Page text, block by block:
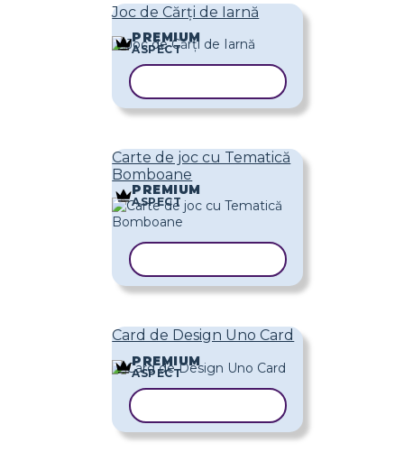
Joc de Cărți de Iarnă
PREMIUM
ASPECT
Carte de joc cu Tematică
Bomboane
PREMIUM
ASPECT
Card de Design Uno Card
PREMIUM
ASPECT